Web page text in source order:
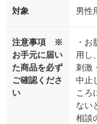
対象 男性
注意事項 ※
お手元に届い
た商品を必ず
ご確認くださ
い
・
用し
刺激
中止
ころ
ない
相談